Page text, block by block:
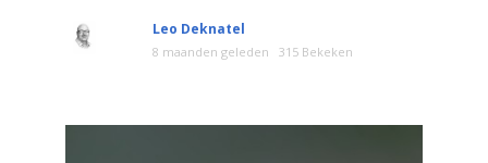
Leo Deknatel
8 maanden geleden 315 Bekeken